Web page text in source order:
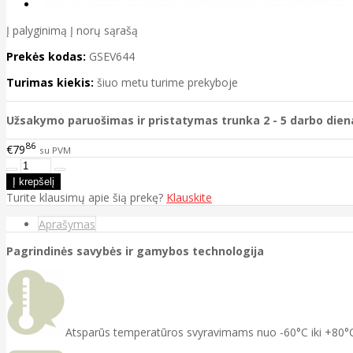
Į palyginimą Į norų sąrašą
Prekės kodas: GSEV644
Turimas kiekis: šiuo metu turime prekyboje
Užsakymo paruošimas ir pristatymas trunka 2 - 5 darbo
€7986 su PVM
Turite klausimų apie šią prekę? Klauskite
Aprašymas
Pagrindinės savybės ir gamybos technologija
Atsparūs temperatūros svyravimams nuo -60°C iki